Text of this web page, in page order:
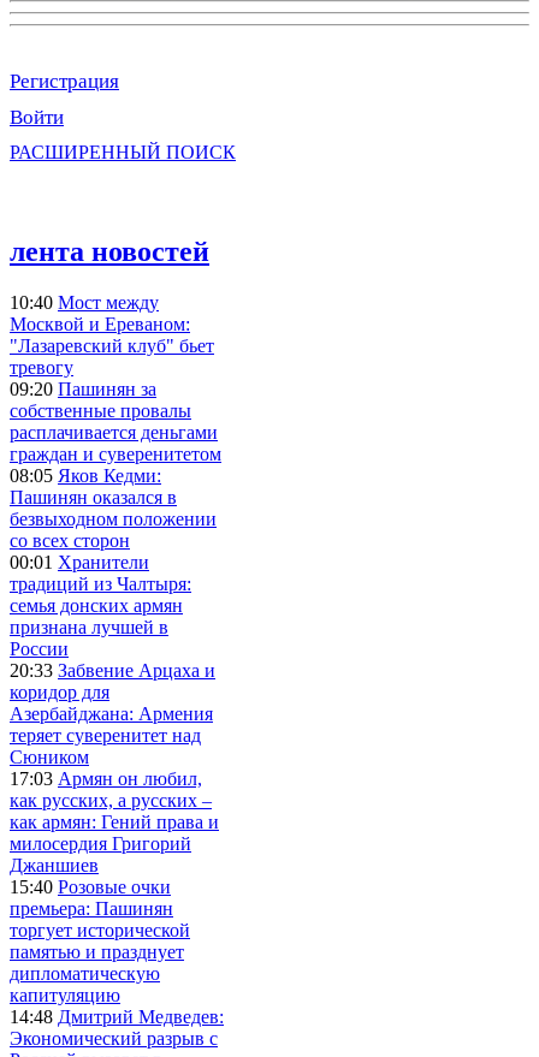
Регистрация
Войти
РАСШИРЕННЫЙ ПОИСК
лента новостей
10:40 Мост между
Москвой и Ереваном:
"Лазаревский клуб" бьет
тревогу
09:20 Пашинян за
собственные провалы
расплачивается деньгами
граждан и суверенитетом
08:05 Яков Кедми:
Пашинян оказался в
безвыходном положении
со всех сторон
00:01 Хранители
традиций из Чалтыря:
семья донских армян
признана лучшей в
России
20:33 Забвение Арцаха и
коридор для
Азербайджана: Армения
теряет суверенитет над
Сюником
17:03 Армян он любил,
как русских, а русских –
как армян: Гений права и
милосердия Григорий
Джаншиев
15:40 Розовые очки
премьера: Пашинян
торгует исторической
памятью и празднует
дипломатическую
капитуляцию
14:48 Дмитрий Медведев:
Экономический разрыв с